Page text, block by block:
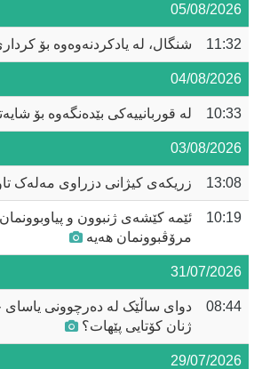
05/08/2026
11:32 شنگال، لە یادکردنەوەوە بۆ
04/08/2026
10:33 لە قوربانییەکی بێدەنگەوە بۆ
03/08/2026
13:08 زریکەی کیژانی دزراوی مەلەک
10:19
ئێمە کێشەی ژنبوون و
مرۆڤبوونمان هەیە
31/07/2026
08:44
دوای ساڵێک لە دەرچوونى
ژنان کۆتایی پێهات؟
29/07/2026